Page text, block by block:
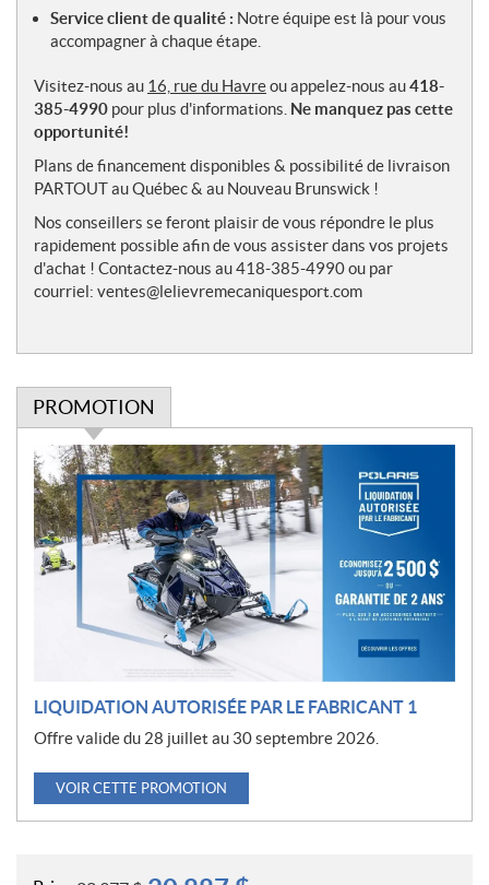
Service client de qualité : Notre équipe est là pour vous
accompagner à chaque étape.
Visitez-nous au 16, rue du Havreou appelez-nous au418-
385-4990 pour plus d'informations. Ne manquez pas cette
opportunité!
Plans de financement disponibles & possibilité de livraison
PARTOUT au Québec & au Nouveau Brunswick !
Nos conseillers se feront plaisir de vous répondre le plus
rapidement possible afin de vous assister dans vos projets
d'achat ! Contactez-nous au 418-385-4990 ou par
courriel: ventes@lelievremecaniquesport.com
PROMOTION
P
r
o
m
o
t
LIQUIDATION AUTORISÉE PAR LE FABRICANT 1
Offre valide du 28 juillet au 30 septembre 2026.
VOIR CETTE PROMOTION